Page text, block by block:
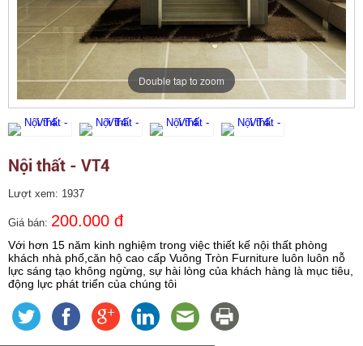
Double tap to zoom
Nội thất - VT4
Lượt xem: 1937
Giá bán: 200.000 đ
Với hơn 15 năm kinh nghiệm trong việc thiết kế nội thất phòng
khách nhà phố,căn hộ cao cấp Vuông Tròn Furniture luôn luôn nỗ
lực sáng tạo không ngừng, sự hài lòng của khách hàng là mục tiêu,
động lực phát triển của chúng tôi